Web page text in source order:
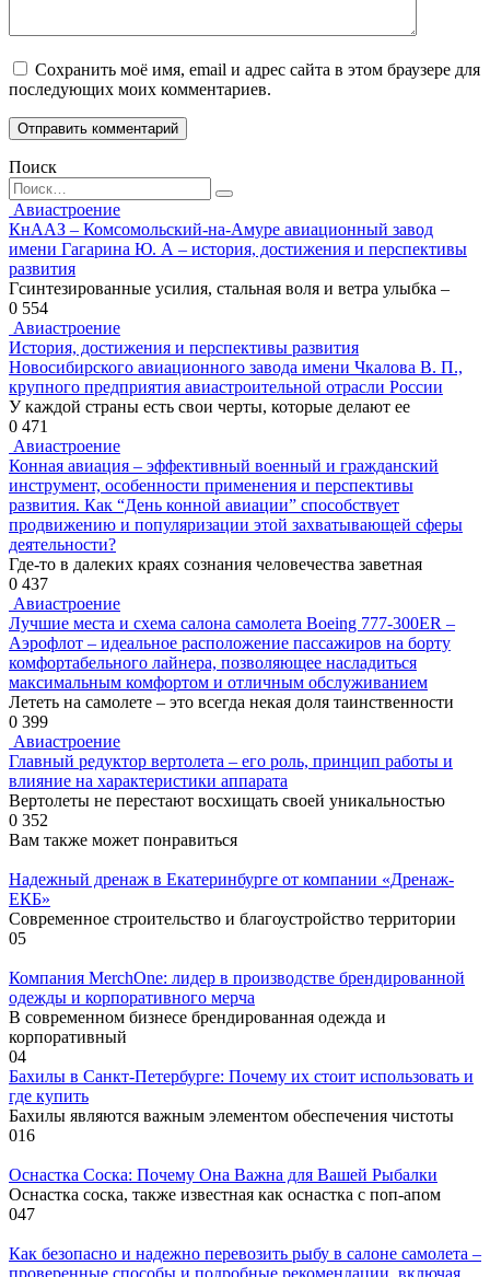
Сохранить моё имя, email и адрес сайта в этом браузере для
последующих моих комментариев.
Поиск
Search
for:
Авиастроение
КнААЗ – Комсомольский-на-Амуре авиационный завод
имени Гагарина Ю. А – история, достижения и перспективы
развития
Гсинтезированные усилия, стальная воля и ветра улыбка –
0 554
Авиастроение
История, достижения и перспективы развития
Новосибирского авиационного завода имени Чкалова В. П.,
крупного предприятия авиастроительной отрасли России
У каждой страны есть свои черты, которые делают ее
0 471
Авиастроение
Конная авиация – эффективный военный и гражданский
инструмент, особенности применения и перспективы
развития. Как “День конной авиации” способствует
продвижению и популяризации этой захватывающей сферы
деятельности?
Где-то в далеких краях сознания человечества заветная
0 437
Авиастроение
Лучшие места и схема салона самолета Boeing 777-300ER –
Аэрофлот – идеальное расположение пассажиров на борту
комфортабельного лайнера, позволяющее насладиться
максимальным комфортом и отличным обслуживанием
Лететь на самолете – это всегда некая доля таинственности
0 399
Авиастроение
Главный редуктор вертолета – его роль, принцип работы и
влияние на характеристики аппарата
Вертолеты не перестают восхищать своей уникальностью
0 352
Вам также может понравиться
Надежный дренаж в Екатеринбурге от компании «Дренаж-
ЕКБ»
Современное строительство и благоустройство территории
05
Компания MerchOne: лидер в производстве брендированной
одежды и корпоративного мерча
В современном бизнесе брендированная одежда и
корпоративный
04
Бахилы в Санкт-Петербурге: Почему их стоит использовать и
где купить
Бахилы являются важным элементом обеспечения чистоты
016
Оснастка Соска: Почему Она Важна для Вашей Рыбалки
Оснастка соска, также известная как оснастка с поп-апом
047
Как безопасно и надежно перевозить рыбу в салоне самолета –